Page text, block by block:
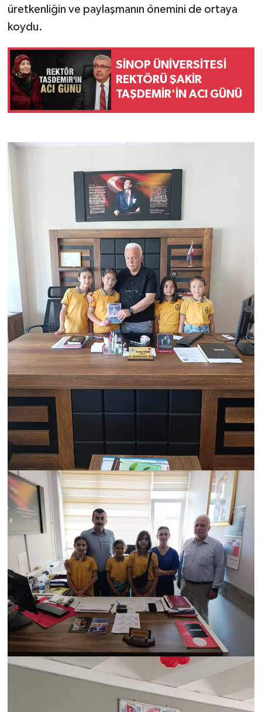
üretkenliğin ve paylaşmanın önemini de ortaya
koydu.
SİNOP ÜNİVERSİTESİ
REKTÖRÜ ŞAKİR
TAŞDEMİR'İN ACI GÜNÜ